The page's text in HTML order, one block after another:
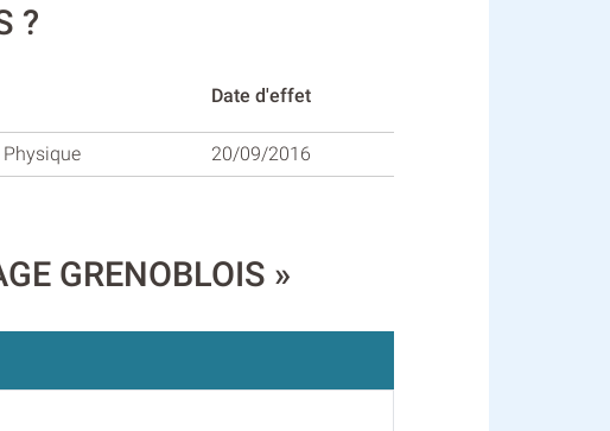
?
Date d'effet
Physique 20/09/2016
GRENOBLOIS »